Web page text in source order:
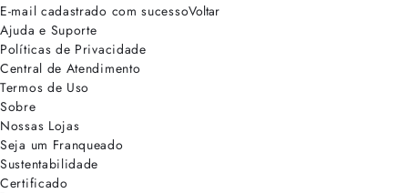
E-mail cadastrado com sucessoVoltar
Ajuda e Suporte
Políticas de Privacidade
Central de Atendimento
Termos de Uso
Sobre
Nossas Lojas
Seja um Franqueado
Sustentabilidade
Certificado